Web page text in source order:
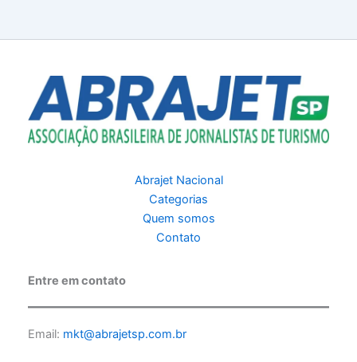
Abrajet Nacional
Categorias
Quem somos
Contato
Entre em contato
Email: mkt@abrajetsp.com.br